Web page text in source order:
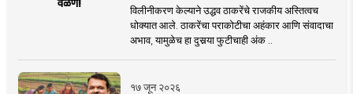
विलीनीकरण केल्याने उद्धव ठाकरेंचे राजकीय अस्तित्वच
धोक्यात आले. ठाकरेंचा पराकोटीचा अहंकार आणि संवादाचा
अभाव, यामुळेच हा दुसर्‍या फुटीचाही अंक ..
१७ जून २०२६